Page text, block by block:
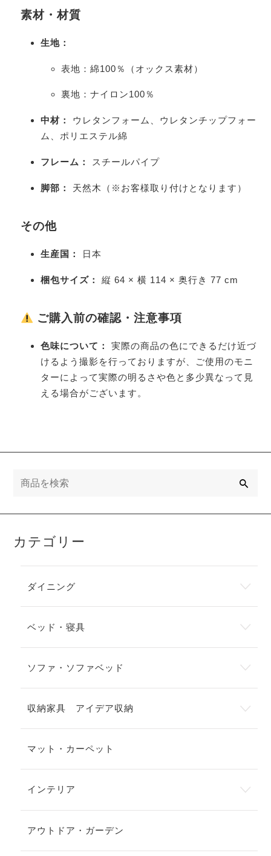
素材・材質
生地：
表地：綿100％（オックス素材）
裏地：ナイロン100％
中材：
ウレタンフォーム、ウレタンチップフォー
ム、ポリエステル綿
フレーム： スチールパイプ
脚部： 天然木（※お客様取り付けとなります）
その他
生産国： 日本
梱包サイズ： 縦 64 × 横 114 × 奥行き 77 cm
ご購入前の確認・注意事項
色味について：
実際の商品の色にできるだけ近づ
けるよう撮影を行っておりますが、ご使用のモニ
ターによって実際の明るさや色と多少異なって見
える場合がございます。
カテゴリー
ダイニング
ベッド・寝具
ソファ・ソファベッド
収納家具 アイデア収納
マット・カーペット
インテリア
アウトドア・ガーデン